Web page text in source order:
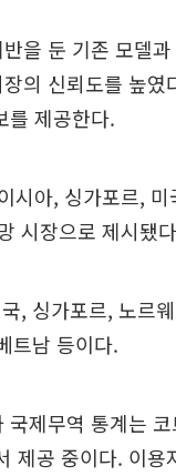
을 둔 기존 모델
의 신뢰도를 높
를 제공한다.
시아, 싱가포르,
시장으로 제시됐
, 싱가포르, 노르
트남 등이다.
제무역 통계는
공 중이다. 이용